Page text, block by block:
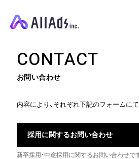
CONTACT
お問い合わせ
内容により、それぞれ下記のフォームに
採用に関するお問い合わせ
新卒採用・中途採用に関するお問い合わせで